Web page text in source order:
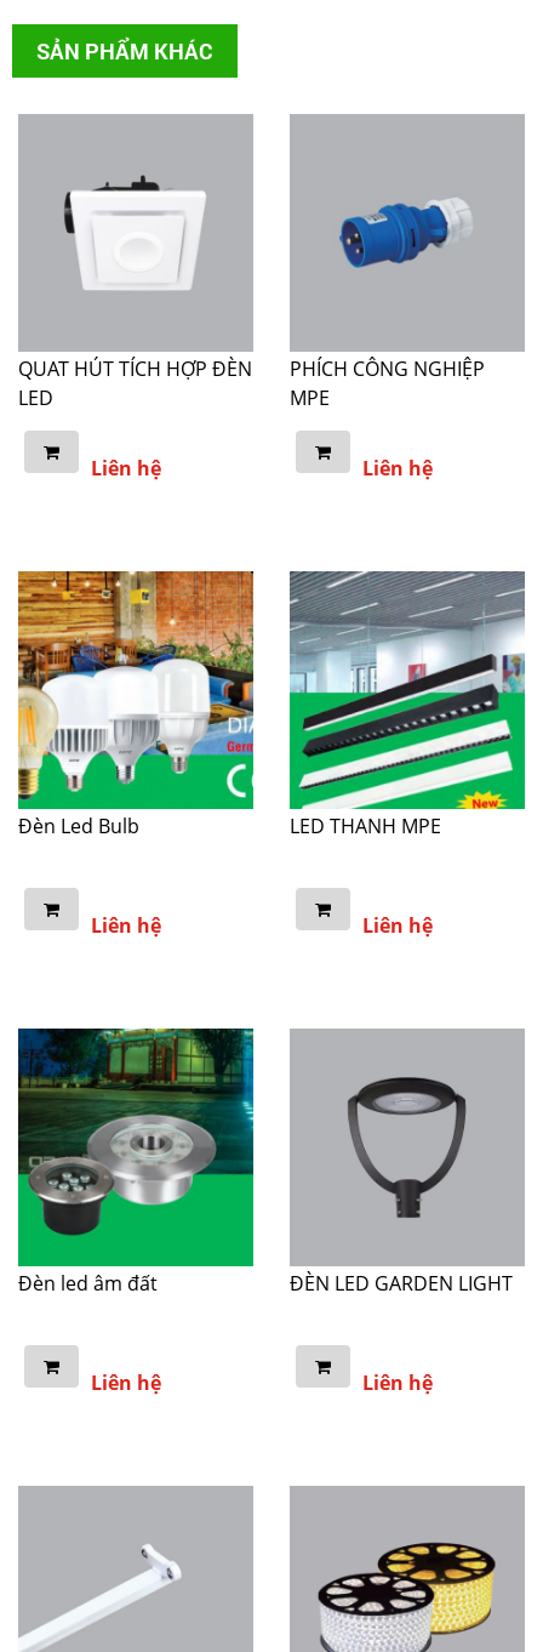
SẢN PHẨM KHÁC
QUAT HÚT TÍCH HỢP ĐÈN
LED
Liên hệ
PHÍCH CÔNG NGHIỆP
MPE
Liên hệ
Đèn Led Bulb
Liên hệ
LED THANH MPE
Liên hệ
Đèn led âm đất
Liên hệ
ĐÈN LED GARDEN LIGHT
Liên hệ